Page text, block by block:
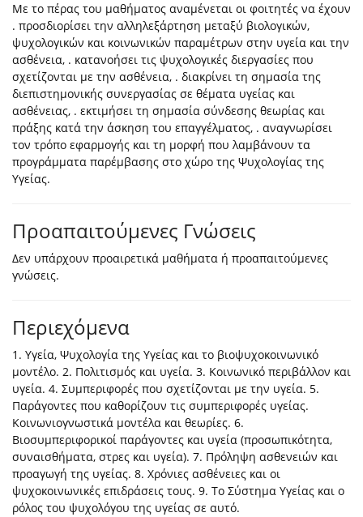
Με το πέρας του μαθήματος αναμένεται οι φοιτητές να έχουν
. προσδιορίσει την αλληλεξάρτηση μεταξύ βιολογικών,
ψυχολογικών και κοινωνικών παραμέτρων στην υγεία και την
ασθένεια, . κατανοήσει τις ψυχολογικές διεργασίες που
σχετίζονται με την ασθένεια, . διακρίνει τη σημασία της
διεπιστημονικής συνεργασίας σε θέματα υγείας και
ασθένειας, . εκτιμήσει τη σημασία σύνδεσης θεωρίας και
πράξης κατά την άσκηση του επαγγέλματος, . αναγνωρίσει
τον τρόπο εφαρμογής και τη μορφή που λαμβάνουν τα
προγράμματα παρέμβασης στο χώρο της Ψυχολογίας της
Υγείας.
Προαπαιτούμενες Γνώσεις
Δεν υπάρχουν προαιρετικά μαθήματα ή προαπαιτούμενες
γνώσεις.
Περιεχόμενα
1. Υγεία, Ψυχολογία της Υγείας και το βιοψυχοκοινωνικό
μοντέλο. 2. Πολιτισμός και υγεία. 3. Κοινωνικό περιβάλλον και
υγεία. 4. Συμπεριφορές που σχετίζονται με την υγεία. 5.
Παράγοντες που καθορίζουν τις συμπεριφορές υγείας.
Κοινωνιογνωστικά μοντέλα και θεωρίες. 6.
Βιοσυμπεριφορικοί παράγοντες και υγεία (προσωπικότητα,
συναισθήματα, στρες και υγεία). 7. Πρόληψη ασθενειών και
προαγωγή της υγείας. 8. Χρόνιες ασθένειες και οι
ψυχοκοινωνικές επιδράσεις τους. 9. Το Σύστημα Υγείας και ο
ρόλος του ψυχολόγου της υγείας σε αυτό.